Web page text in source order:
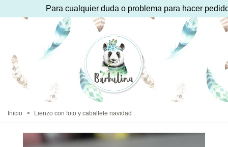
Para cualquier duda o problema para hacer pedido
Inicio > Lienzo con foto y caballete navidad